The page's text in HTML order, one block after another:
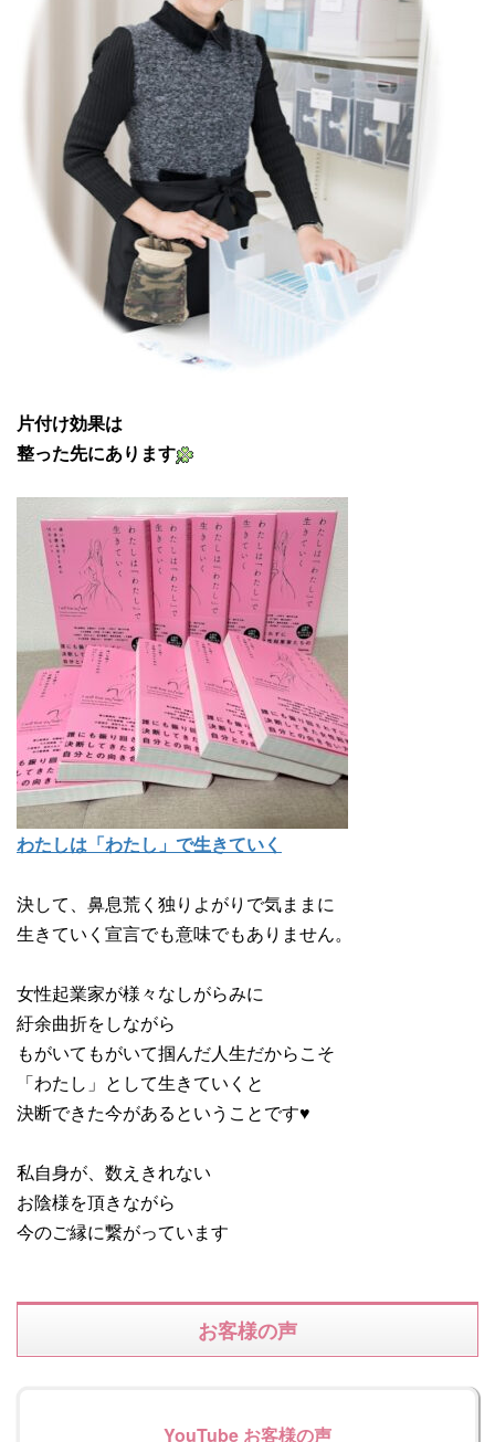
片付け効果は
整った先にあります
わたしは「わたし」で生きていく
決して、鼻息荒く独りよがりで気ままに
生きていく宣言でも意味でもありません。
女性起業家が様々なしがらみに
紆余曲折をしながら
もがいてもがいて掴んだ人生だからこそ
「わたし」として生きていくと
決断できた今があるということです♥
私自身が、数えきれない
お陰様を頂きながら
今のご縁に繋がっています
お客様の声
YouTube お客様の声